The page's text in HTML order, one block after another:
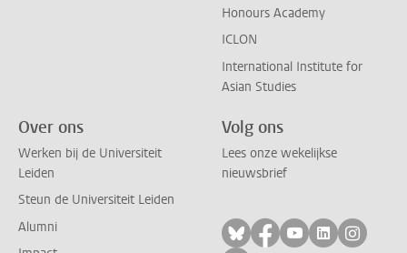
Honours Academy
ICLON
International Institute for
Asian Studies
Over ons
Werken bij de Universiteit
Leiden
Steun de Universiteit Leiden
Alumni
Volg ons
Lees onze wekelijkse
nieuwsbrief
Volg ons op bluesky
Volg ons op
Volg ons op
Volg ons
Volg